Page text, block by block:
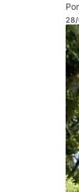
Por